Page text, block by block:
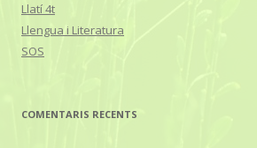
Llatí 4t
Llengua i Literatura
SOS
COMENTARIS RECENTS